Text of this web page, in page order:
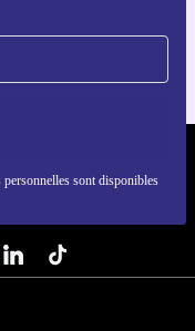
sont disponibles